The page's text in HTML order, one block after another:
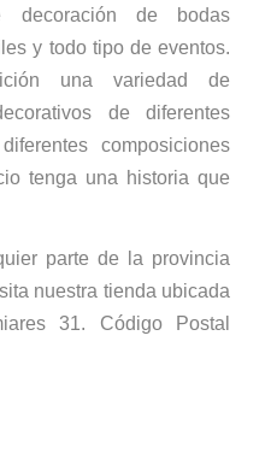
decoración de bodas
y todo tipo de eventos.
una variedad de
de diferentes
composiciones
tenga una historia que
parte de la provincia
nuestra tienda ubicada
31. Código Postal